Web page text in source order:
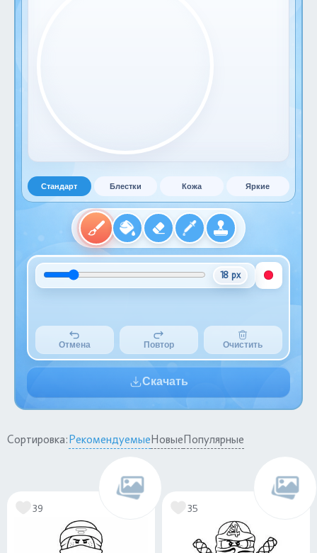
Стандарт Блестки Кожа Яркие
18 px
Отмена Повтор Очистить
Скачать
Сортировка:РекомендуемыеНовыеПопулярные
39 35